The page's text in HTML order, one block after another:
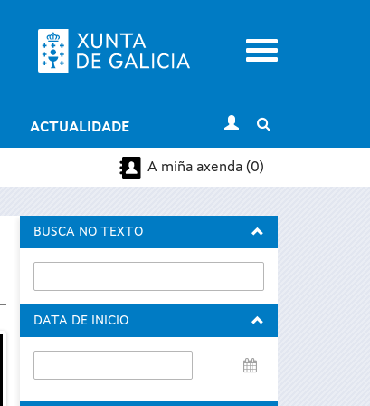
Menu
ACTUALIDADE
search
A miña axenda (0)
BUSCA NO TEXTO
DATA DE INICIO
de